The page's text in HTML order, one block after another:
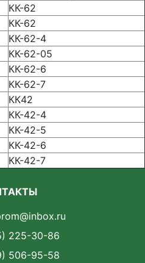
КК-62
КК-62
КК-62-4
КК-62-05
КК-62-6
КК-62-7
КК42
КК-42-4
КК-42-5
КК-42-6
КК-42-7
225-30-86
506-95-58